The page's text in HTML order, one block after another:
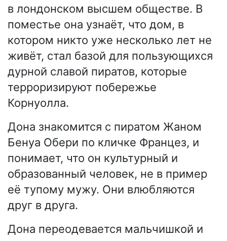
в лондонском высшем обществе. В
поместье она узнаёт, что дом, в
котором никто уже несколько лет не
живёт, стал базой для пользующихся
дурной славой пиратов, которые
терроризируют побережье
Корнуолла.
Дона знакомится с пиратом Жаном
Бенуа Обери по кличке Францез, и
понимает, что он культурный и
образованный человек, не в пример
её тупому мужу. Они влюбляются
друг в друга.
Дона переодевается мальчишкой и